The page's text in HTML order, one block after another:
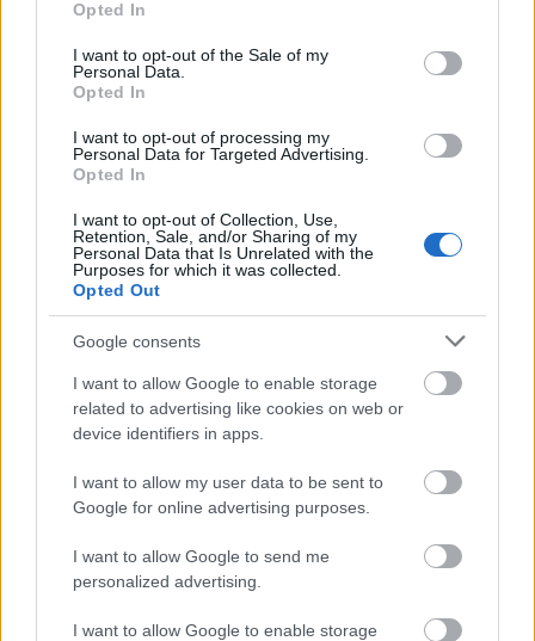
use your data for below specified purposes in below Google
consent section.
Opted In
I want to opt-out of the Sale of my
Personal Data.
Opted In
I want to opt-out of processing my
Personal Data for Targeted Advertising.
Opted In
I want to opt-out of Collection, Use,
Retention, Sale, and/or Sharing of my
Personal Data that Is Unrelated with the
Purposes for which it was collected.
Opted Out
Google consents
I want to allow Google to enable storage
related to advertising like cookies on web or
device identifiers in apps.
I want to allow my user data to be sent to
Google for online advertising purposes.
I want to allow Google to send me
personalized advertising.
I want to allow Google to enable storage
autópálya útépítés M1-es autópálya Bicske
M1 bővítés: már zajlik a teljesen új Bicske Kelet
Tizenegy meglévő csomópontot korszerűsít és négy új,
különszintű csomópontot hoz létre az MKIF az M1-es
bővítésénél.
Új gyalogosátkelők és jelzőlámpás
csomópont épül Angyalföldön
Másfélszeresére bővítik
Hódmezővásárhely jó hírű református
Látványos építési szakasz indult be a
Flórián téri felüljárón